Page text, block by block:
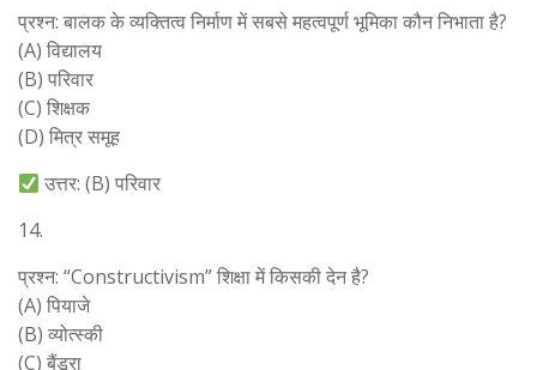
प्रश्न: बालक के व्यक्तित्व निर्माण में सबसे महत्वपूर्ण भूमिका कौन निभाता है?
(A) विद्यालय
(B) परिवार
(C) शिक्षक
(D) मित्र समूह
उत्तर: (B) परिवार
14.
प्रश्न: “Constructivism” शिक्षा में किसकी देन है?
(A) पियाजे
(B) व्योत्स्की
(C) बैंडूरा